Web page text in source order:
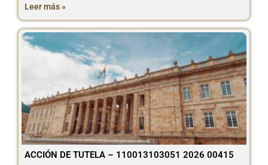
Leer más »
ACCIÓN DE TUTELA – 110013103051 2026 00415